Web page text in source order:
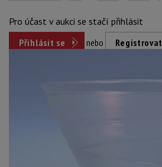
Pro účast v aukci se stačí přihlásit
Přihlásit se
nebo Registrovat